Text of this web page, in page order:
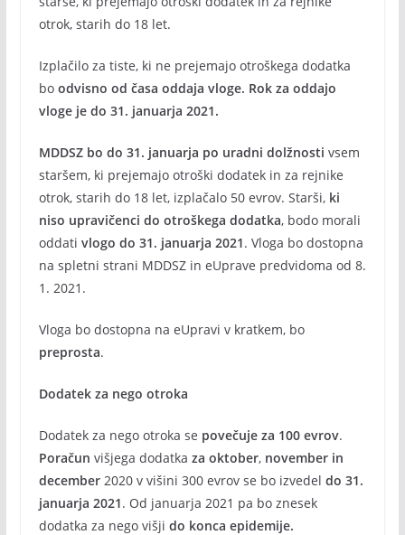
otrok, starih do 18 let.
Izplačilo za tiste, ki ne prejemajo otroškega dodatka
bo odvisno od časa oddaja vloge. Rok za oddajo
vloge je do 31. januarja 2021.
MDDSZ bo do 31. januarja po uradni dolžnosti vsem
staršem, ki prejemajo otroški dodatek in za rejnike
otrok, starih do 18 let, izplačalo 50 evrov. Starši, ki
niso upravičenci do otroškega dodatka, bodo morali
oddati vlogo do 31. januarja 2021. Vloga bo dostopna
na spletni strani MDDSZ in eUprave predvidoma od 8.
1. 2021.
Vloga bo dostopna na eUpravi v kratkem, bo
preprosta.
Dodatek za nego otroka
Dodatek za nego otroka se povečuje za 100 evrov.
Poračun višjega dodatka za oktober,november in
december2020 v višini 300 evrov se bo izvedel do 31.
januarja 2021. Od januarja 2021 pa bo znesek
dodatka za nego višji do konca epidemije.